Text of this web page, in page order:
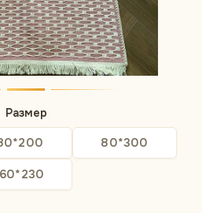
Размер
80*300